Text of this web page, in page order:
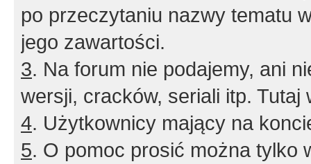
po przeczytaniu nazwy tematu
jego zawartości.
3. Na forum nie podajemy, ani
wersji, cracków, seriali itp. Tutaj
4. Użytkownicy mający na
5. O pomoc prosić można tylko